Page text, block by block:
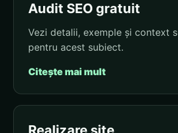
Audit SEO gratuit
Vezi detalii, exemple și context
pentru acest subiect.
Citește mai mult